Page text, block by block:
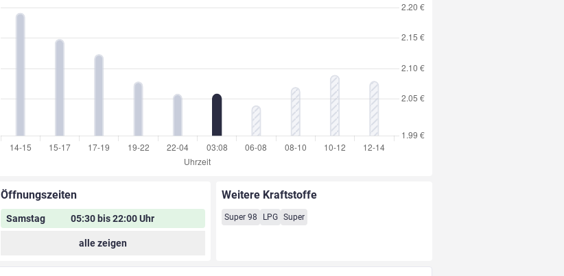
Öffnungszeiten
Samstag 05:30 bis 22:00 Uhr
alle zeigen
Weitere Kraftstoffe
Super 98 LPG Super